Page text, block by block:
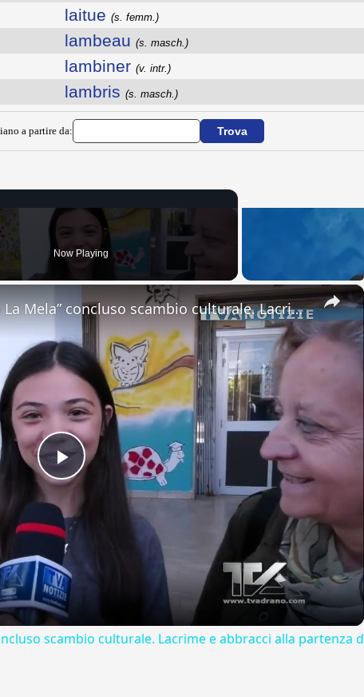
laitue (s. femm.)
lambeau (s. masch.)
lambiner (v. intr.)
lambris (s. masch.)
a partire da:
Now Playing
×
Play
Video
Adrano. All’Ic “Don Antonino La Mela” concluso scambio culturale. Lacrime e abbracci alla partenza d
scambio culturale. Lacrime e abbracci alla partenza d